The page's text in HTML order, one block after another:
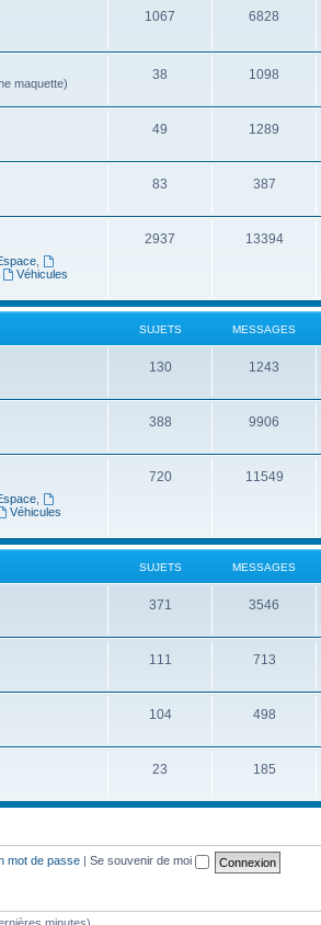
1067 6828
maquette)
38 1098
49 1289
83 387
,
Véhicules
2937 13394
SUJETS MESSAGES
130 1243
388 9906
,
Véhicules
720 11549
SUJETS MESSAGES
371 3546
111 713
104 498
23 185
mot de passe Se souvenir de moi
minutes)